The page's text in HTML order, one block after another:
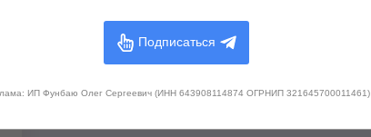
Подписаться
ИП Фунбаю Олег Сергеевич (ИНН 643908114874 ОГРНИП 321645700011461)